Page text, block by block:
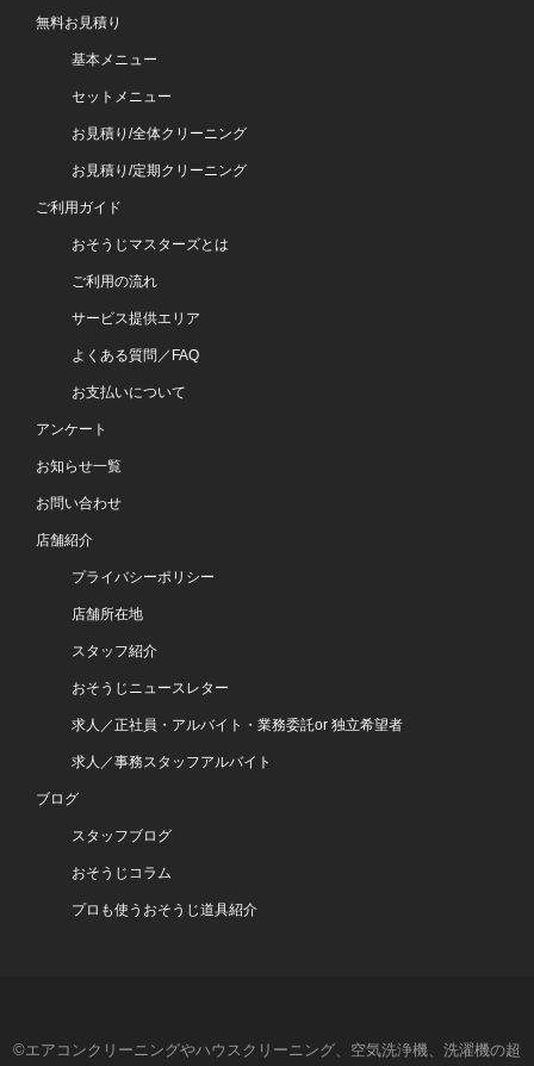
無料お見積り
基本メニュー
セットメニュー
お見積り/全体クリーニング
お見積り/定期クリーニング
ご利用ガイド
おそうじマスターズとは
ご利用の流れ
サービス提供エリア
よくある質問／FAQ
お支払いについて
アンケート
お知らせ一覧
お問い合わせ
店舗紹介
プライバシーポリシー
店舗所在地
スタッフ紹介
おそうじニュースレター
求人／正社員・アルバイト・業務委託or 独立希望者
求人／事務スタッフアルバイト
ブログ
スタッフブログ
おそうじコラム
プロも使うおそうじ道具紹介
©エアコンクリーニングやハウスクリーニング、空気洗浄機、洗濯機の超